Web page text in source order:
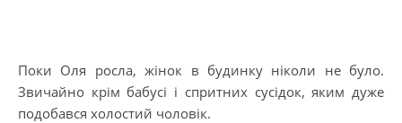
Поки Оля росла, жінок в будинку ніколи не було.
Звичайно крім бабусі і спритних сусідок, яким дуже
подобався холостий чоловік.